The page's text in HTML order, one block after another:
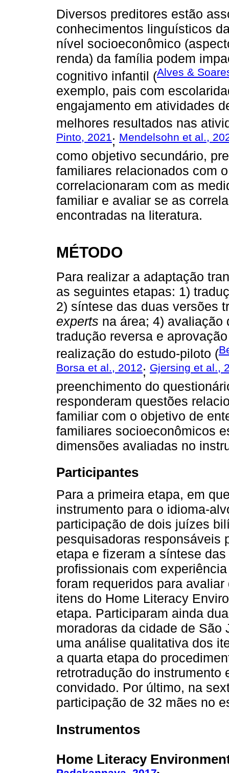
Diversos preditores estão
conhecimentos linguísticos
nível socioeconômico
renda) da família podem
cognitivo infantil (Alves &
exemplo, pais com
engajamento em atividades
melhores resultados nas
Pinto, 2021 ; Mendelsohn et al.,
como objetivo secundário,
familiares relacionados com
correlacionaram com as
familiar e avaliar se as
encontradas na literatura.
MÉTODO
Para realizar a adaptação
as seguintes etapas: 1)
2) síntese das duas versões
experts na área; 4) avaliação
tradução reversa e
realização do estudo-piloto (
Borsa et al., 2012; Gjersing et al.,
preenchimento do
responderam questões
familiar com o objetivo de
familiares socioeconômicos
dimensões avaliadas no
Participantes
Para a primeira etapa, em
instrumento para o idioma-
participação de dois juízes
pesquisadoras responsáveis
etapa e fizeram a síntese
profissionais com
foram requeridos para
itens do Home Literacy
etapa. Participaram ainda
moradoras da cidade de São
uma análise qualitativa dos
a quarta etapa do
retrotradução do
convidado. Por último, na
participação de 32 mães no
Instrumentos
Home Literacy